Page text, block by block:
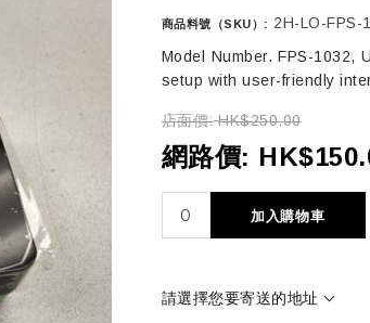
商品料號（SKU）: 2H-LO-FPS-
Model Number. FPS-1032,
setup with user-friendly
店面價: HK$250.00
網路價:
加入購物車
請選擇您要寄送的地址